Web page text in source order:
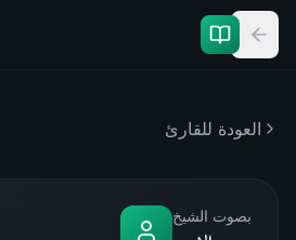
العودة للقارئ
بصوت الشيخ